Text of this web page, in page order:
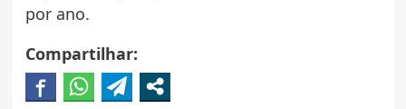
por ano.
Compartilhar: